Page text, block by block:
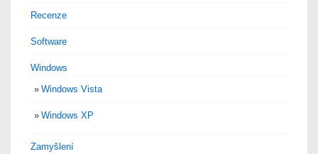
Recenze
Software
Windows
Windows Vista
Windows XP
Zamyšlení